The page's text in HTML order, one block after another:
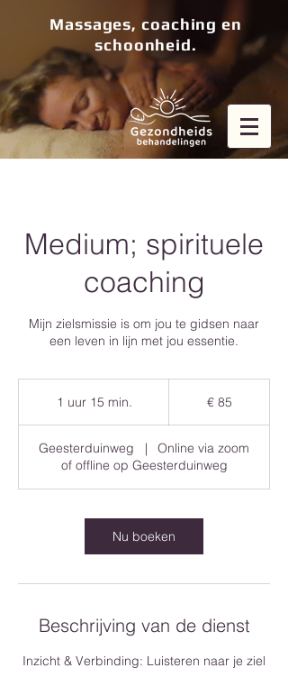
Massages, coaching en
schoonheid.
Medium; spirituele
coaching
Mijn zielsmissie is om jou te gidsen naar
een leven in lijn met jou essentie.
1 uur 15 min.
1
5
m
n
.
€ 85
Geesterduinweg |
Online via zoom
of offline op Geesterduinweg
Nu boeken
Beschrijving van de dienst
Inzicht & Verbinding: Luisteren naar je ziel